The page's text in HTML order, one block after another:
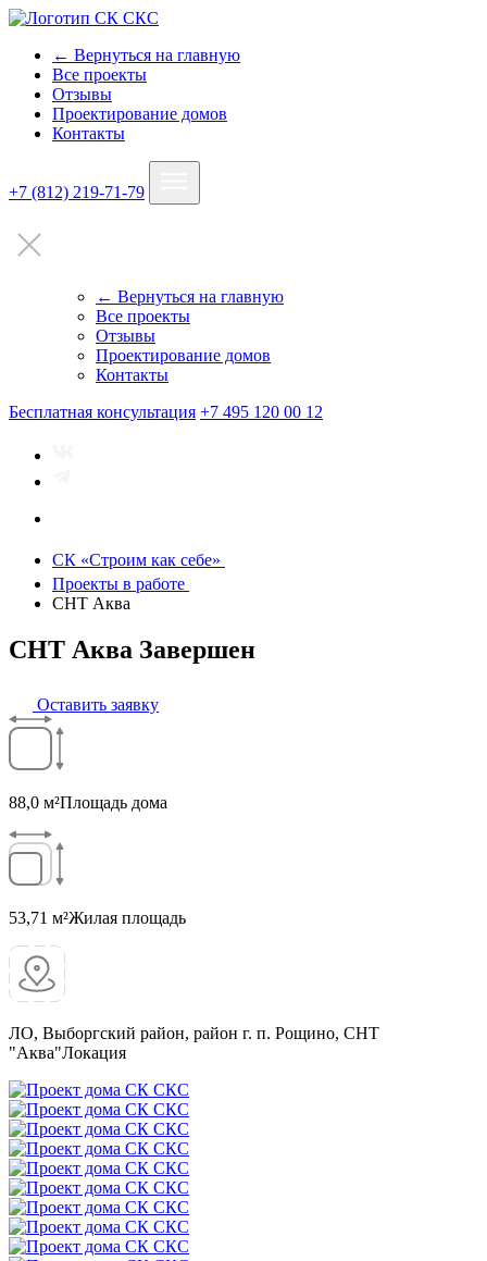
← Вернуться на главную
Все проекты
Отзывы
Проектирование домов
Контакты
+7 (812) 219-71-79
← Вернуться на главную
Все проекты
Отзывы
Проектирование домов
Контакты
Бесплатная консультация +7 495 120 00 12
СК «Строим как себе»
Проекты в работе
СНТ Аква
СНТ Аква Завершен
Оставить заявку
88,0 м²Площадь дома
53,71 м²Жилая площадь
ЛО, Выборгский район, район г. п. Рощино, СНТ
"Аква"Локация